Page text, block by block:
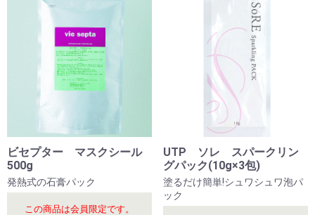
ビセプター マスクシール
500g
発熱式の石膏パック
この商品は会員限定です。
UTP ソレ スパークリン
グパック(10g×3包)
塗るだけ簡単!シュワシュワ泡パ
ック